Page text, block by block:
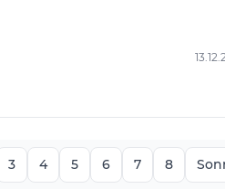
3 4 5 6 7 8